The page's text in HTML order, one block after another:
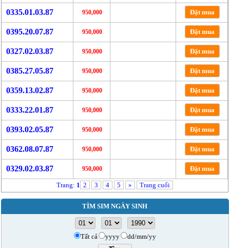
0335.01.03.87 950,000 Đặt mua
0395.20.07.87 950,000 Đặt mua
0327.02.03.87 950,000 Đặt mua
0385.27.05.87 950,000 Đặt mua
0359.13.02.87 950,000 Đặt mua
0333.22.01.87 950,000 Đặt mua
0393.02.05.87 950,000 Đặt mua
0362.08.07.87 950,000 Đặt mua
0329.02.03.87 950,000 Đặt mua
Trang: 1 2 3 4 5 » Trang cuối
TÌM SIM NGÀY SINH
Tất cả yyyy dd/mm/yy